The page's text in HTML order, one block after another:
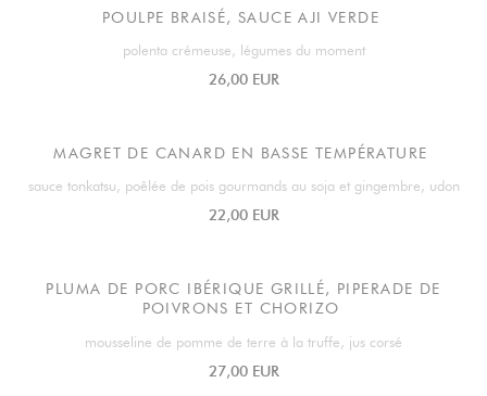
POULPE BRAISÉ, SAUCE AJI VERDE
polenta crémeuse, légumes du moment
26,00 EUR
MAGRET DE CANARD EN BASSE TEMPÉRATURE
sauce tonkatsu, poêlée de pois gourmands au soja et gingembre, udon
22,00 EUR
PLUMA DE PORC IBÉRIQUE GRILLÉ, PIPERADE DE
POIVRONS ET CHORIZO
mousseline de pomme de terre à la truffe, jus corsé
27,00 EUR